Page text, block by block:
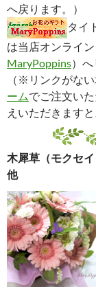
へ戻ります。）
タイ
は当店オンライ
MaryPoppins）へ
（※リンクがな
ームでご注文い
えいただきます
木犀草（モクセ
他